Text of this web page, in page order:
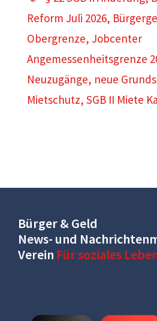
Reform Juli 2026,
Obergrenze, Jobcenter
Angemessenheitsgrenze
Neuzugänge, neue
Mietschutz, SGB II Miete
Bürger & Geld
News- und
Verein Für soziales